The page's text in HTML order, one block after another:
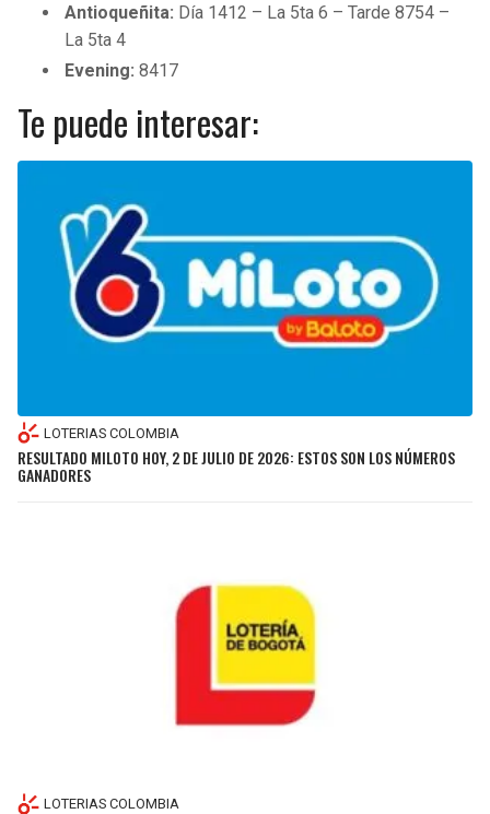
Antioqueñita: Día 1412 – La 5ta 6 – Tarde 8754 –
La 5ta 4
Evening:8417
Te puede interesar:
LOTERIAS COLOMBIA
RESULTADO MILOTO HOY, 2 DE JULIO DE 2026: ESTOS SON LOS NÚMEROS
GANADORES
LOTERIAS COLOMBIA